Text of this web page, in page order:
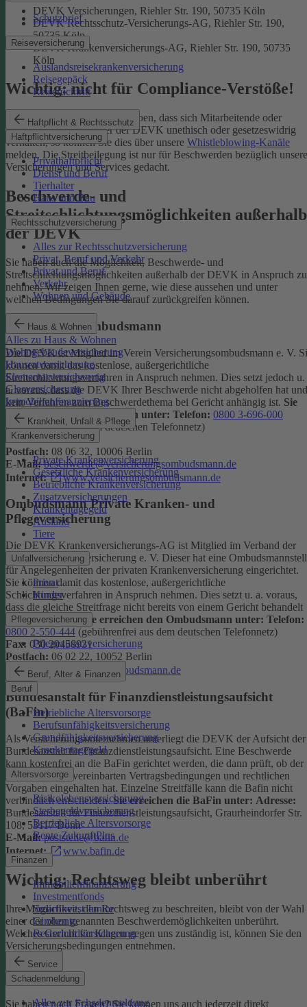
Schutzbrief
Reiseversicherung
Auslandsreisekrankenversicherung
Reisegepäck
Reiserücktritt
Haftpflicht & Rechtsschutz
Haftpflichtversicherung
Privathaftpflicht
Dienst und Beruf
Tierhalter
Haus und Bau
Rechtsschutzversicherung
Alles zur Rechtsschutzversicherung
Privat, Beruf und Verkehr
Privat und Beruf
Verkehr
Wohnen und Gebäude
Haus & Wohnen
Alles zu Haus & Wohnen
Wohngebäudeversicherung
Hausratversicherung
Elementarversicherung
Glasversicherung
Immobilienfinanzierung
Krankheit, Unfall & Pflege
Krankenversicherung
Private Krankenversicherung
Gesetzliche Krankenversicherung
Betriebliche Krankenversicherung
Zusatzversicherungen
Krankentagegeld
Ausland
Tiere
Unfallversicherung
Privat
Kinder
Pflegeversicherung
Pflegezusatzversicherung
Beruf, Alter & Finanzen
Beruf
Betriebliche Altersvorsorge
Berufsunfähigkeitsversicherung
Grundfähigkeitsversicherung
Krankentagegeld
Altersvorsorge
Risikolebensversicherung
Sterbegeldversicherung
Betriebliche Altersvorsorge
Rente ZukunftPlus
Finanzen
Immobilienfinanzierung
Investmentfonds
SmartInvest Junior
Girokonto
Restschuldversicherung
Service
Schadenmeldung
Alles zur Schadenmeldung
DEVK Versicherungen, Riehler Str. 190, 50735 Köln
DEVK Rechtsschutz-Versicherungs-AG, Riehler Str. 190,
50735 Köln
DEVK Krankenversicherungs-AG, Riehler Str. 190, 50735
Köln
Wichtig: nicht für Compliance-Verstöße!
Wenn Sie Kenntnis darüber haben, dass sich Mitarbeitende oder
Partnerinnen und Partner der DEVK unethisch oder gesetzeswidrig
verhalten, so können Sie dies über unsere Whistleblowing-Kanäle
melden. Die Streitbeilegung ist nur für Beschwerden bezüglich
Versicherungen und Services gedacht.
Beschwerde- und
Streitschlichtungsmöglichkeiten außerhalb
der DEVK
Sie haben auch die Möglichkeit, Beschwerde- und
Streitschlichtungsmöglichkeiten außerhalb der DEVK in Anspruch zu
nehmen. Wir zeigen Ihnen gerne, wie diese aussehen und unter
welchen Bedingungen Sie darauf zurückgreifen können.
Versicherungsombudsmann
Die DEVK ist Mitglied im Verein Versicherungsombudsmann e. V.
können damit das kostenlose, außergerichtliche
Streitschlichtungsverfahren in Anspruch nehmen. Dies setzt jedoch u.
a. voraus, dass die DEVK Ihrer Beschwerde nicht abgeholfen hat und
kein Verfahren zum Beschwerdethema bei Gericht anhängig ist. Sie
erreichen den Ombudsmann unter: Telefon: 0800 3-696-000
(gebührenfrei aus dem deutschen Telefonnetz)
Fax:0800 3-699-000
Postfach: 08 06 32, 10006 Berlin
E-Mail:beschwerde@versicherungsombudsmann.de
Internet:
www.versicherungsombudsmann.de
Ombudsmann Private Kranken- und
Pflegeversicherung
Die DEVK Krankenversicherungs-AG ist Mitglied im Verband der
privaten Krankenversicherung e. V. Dieser hat eine
für Angelegenheiten der privaten Krankenversicherung eingerichtet.
Sie können damit das kostenlose, außergerichtliche
Schlichtungsverfahren in Anspruch nehmen. Dies setzt u. a. voraus,
dass die gleiche Streitfrage nicht bereits von einem Gericht behandelt
wird oder wurde.Sie erreichen den Ombudsmann unter: Telefon:
0800 2-550-444 (gebührenfrei aus dem deutschen Telefonnetz)
Fax: 030 20458931
Postfach: 06 02 22, 10052 Berlin
Internet:
www.pkv-ombudsmann.de
Bundesanstalt für Finanzdienstleistungsaufsicht
(BaFin)
Als Versicherungsunternehmen unterliegt die DEVK der Aufsicht der
Bundesanstalt für Finanzdienstleistungsaufsicht. Eine Beschwerde
kann kostenfrei an die BaFin gerichtet werden, die dann prüft, ob der
Versicherer die vereinbarten Vertragsbedingungen und rechtlichen
Vorgaben eingehalten hat. Einzelne Streitfälle kann die Bafin nicht
verbindlich entscheiden.Sie erreichen die BaFin unter: Adresse:
Bundesanstalt für Finanzdienstleistungsaufsicht, Graurheindorfer Str.
108, 53117 Bonn
E-Mail: poststelle@bafin.de
Internet:
www.bafin.de
Wichtig: Rechtsweg bleibt unberührt
Ihre Möglichkeit, den Rechtsweg zu beschreiten, bleibt von der Wahl
einer der oben genannten Beschwerdemöglichkeiten unberührt.
Welches Gericht für Klagen gegen uns zuständig ist, können Sie den
Versicherungsbedingungen entnehmen.
Kontakt
Sie haben noch Fragen? Sie können uns auch jederzeit direkt